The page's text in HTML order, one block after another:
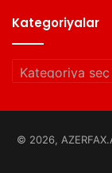
Kategoriyalar
Kategoriyalar
© 2026,